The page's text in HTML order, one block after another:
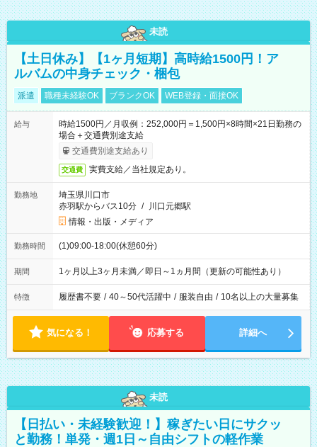
未読
【土日休み】【1ヶ月短期】高時給1500円！ア
ルバムの中身チェック・梱包
派遣 職種未経験OK ブランクOK WEB登録・面接OK
給与
時給1500円／月収例：252,000円＝1,500円×8時間×21日勤務の
場合＋交通費別途支給
交通費別途支給あり
交通費 実費支給／当社規定あり。
勤務地
埼玉県川口市
赤羽駅からバス10分 / 川口元郷駅
情報・出版・メディア
勤務時間 (1)09:00-18:00(休憩60分)
期間 1ヶ月以上3ヶ月未満／即日～1ヵ月間（更新の可能性あり）
特徴 履歴書不要 / 40～50代活躍中 / 服装自由 / 10名以上の大量募集
気になる！ 応募する 詳細へ
未読
【日払い・未経験歓迎！】稼ぎたい日にサクッ
と勤務！単発・週1日～自由シフトの軽作業